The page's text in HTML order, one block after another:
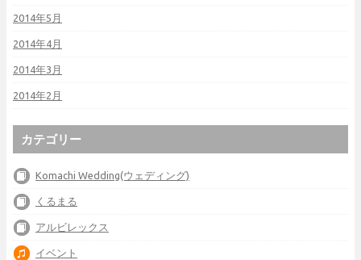
2014年5月
2014年4月
2014年3月
2014年2月
カテゴリー
Komachi Wedding(ウェディング)
くるまる
アルビレックス
イベント